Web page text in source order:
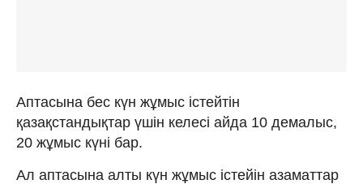
Аптасына бес күн жұмыс істейтін
қазақстандықтар үшін келесі айда 10 демалыс,
20 жұмыс күні бар.
Ал аптасына алты күн жұмыс істейін азаматтар